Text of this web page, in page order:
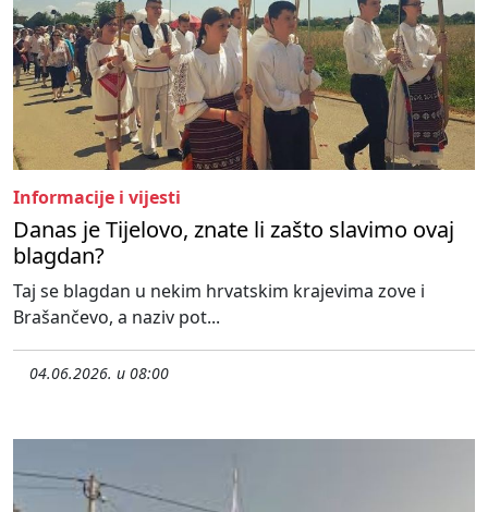
Informacije i vijesti
Danas je Tijelovo, znate li zašto slavimo ovaj
blagdan?
Taj se blagdan u nekim hrvatskim krajevima zove i
Brašančevo, a naziv pot...
04.06.2026. u 08:00